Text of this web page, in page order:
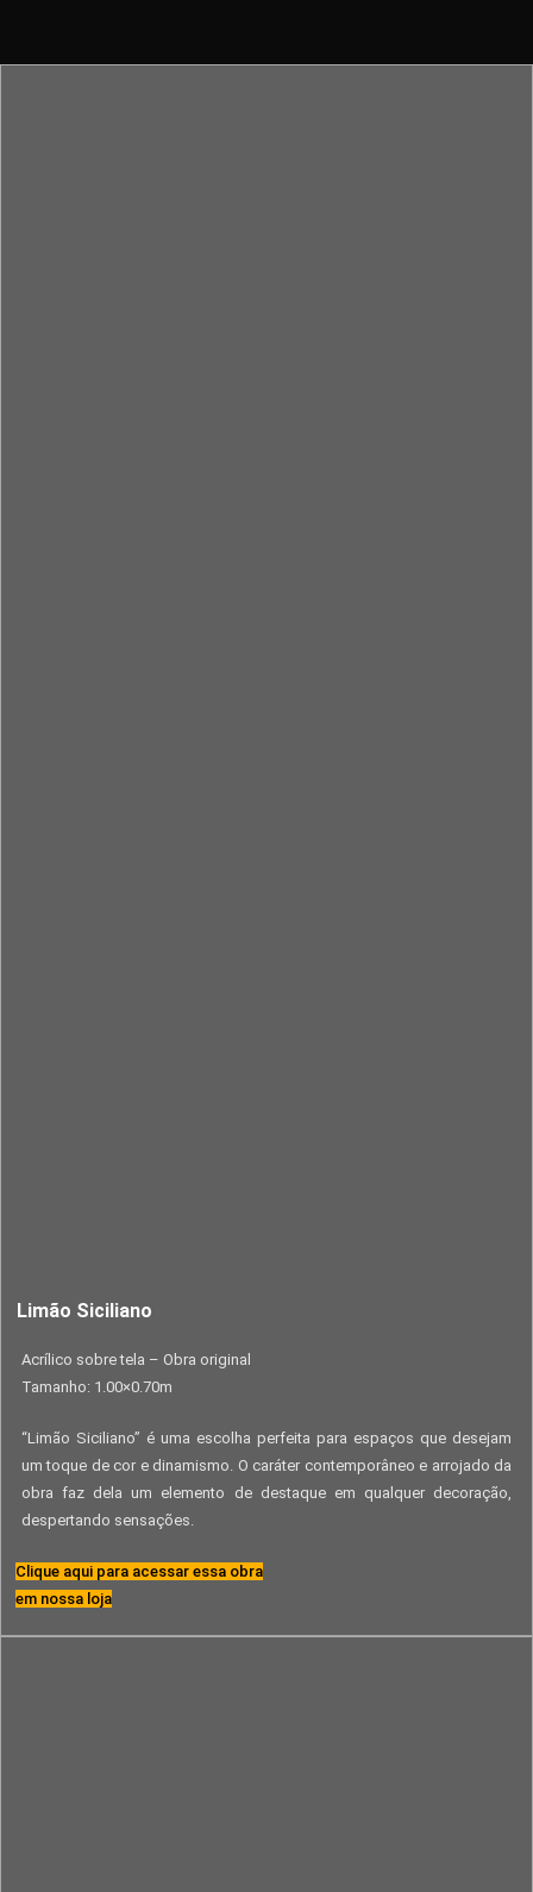
Limão Siciliano
Acrílico sobre tela – Obra original
Tamanho: 1.00×0.70m
“Limão Siciliano” é uma escolha perfeita para espaços que desejam
um toque de cor e dinamismo. O caráter contemporâneo e arrojado da
obra faz dela um elemento de destaque em qualquer decoração,
despertando sensações.
Clique aqui para acessar essa obra
em nossa loja